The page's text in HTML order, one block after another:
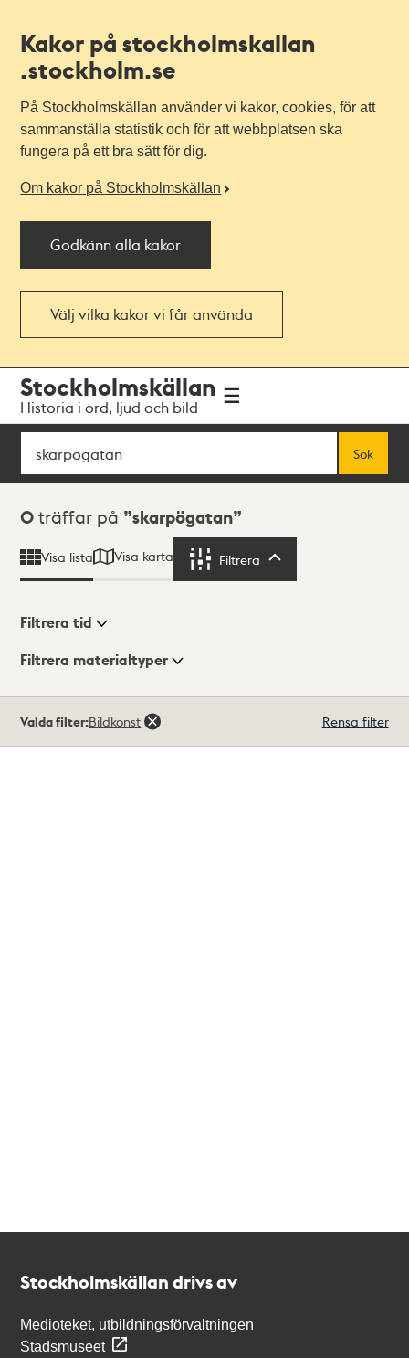
Kakor på stockholmskallan
.stockholm.se
På Stockholmskällan använder vi kakor, cookies, för att
sammanställa statistik och för att webbplatsen ska
fungera på ett bra sätt för dig.
Om kakor på Stockholmskällan
Godkänn alla kakor
Välj vilka kakor vi får använda
navigationen
huvudinnehållet
Stockholmskällan
Historia i ord, ljud och bild
Sök
Sök
Sökresultat
0 träffar på skarpögatan
Visa lista Visa karta Filtrera
Visningsläge
Filtrera tid
Filtrera materialtyper
träffar
Valda filter:Bildkonst Rensa filter
Stockholmskällan drivs av
Medioteket, utbildningsförvaltningen
Stadsmuseet